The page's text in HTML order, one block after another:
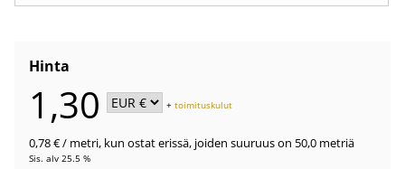
Hinta
1,30 +toimituskulut
0,78 €/ metri, kun ostat erissä, joiden suuruus on 50,0 metriä
Sis. alv 25.5 %